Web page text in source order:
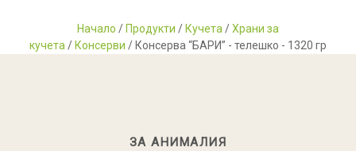
Начало / Продукти / Кучета/Храни за
кучета/ Консерви / Консерва “БАРИ” - телешко - 1320 гр
ЗА АНИМАЛИЯ